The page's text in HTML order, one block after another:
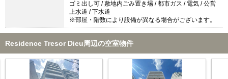
ゴミ出し可 / 敷地内ごみ置き場 / 都市ガス / 電気 / 公営
上水道 / 下水道
※部屋・階数により設備が異なる場合がございます。
Residence Tresor Dieu周辺の空室物件